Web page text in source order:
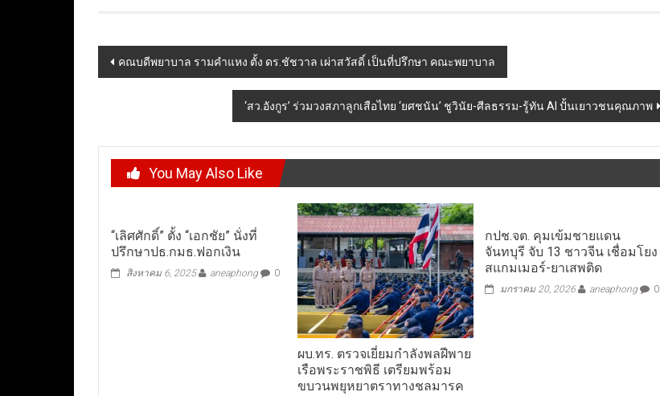
Post
คณบดีพยาบาล รามคำแหง ตั้ง ดร.ชัชวาล เผ่าสวัสดิ์ เป็นที่ปรึกษา คณะพยาบาล
‘สว.อังกูร’ ร่วมวงสภาลูกเสือไทย ‘ยศชนัน’ ชูวินัย-ศีลธรรม-รู้ทัน AI ปั้นเยาวชนคุณภาพ
You May Also Like
“เลิศศักดิ์” ตั้ง “เอกชัย” นั่งที่
ปรึกษาปธ.กมธ.ฟอกเงิน
สิงหาคม 6, 2025 aneaphong 0
ผบ.ทร. ตรวจเยี่ยมกำลังพลฝีพาย
เรือพระราชพิธี เตรียมพร้อม
ขบวนพยุหยาตราทางชลมารค
กปช.จต. คุมเข้มชายแดน
จันทบุรี จับ 13 ชาวจีน เชื่อมโยง
สแกมเมอร์-ยาเสพติด
มกราคม 20, 2026 aneaphong 0